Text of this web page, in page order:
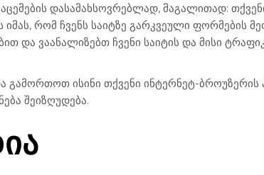
დასამახსოვრებლად, მაგალითად:
რომ ჩვენს საიტზე გარკვეული ფორმების
და ვაანალიზებთ ჩვენი საიტის და მისი
გამორთოთ ისინი თქვენი ინტერნეტ-
შეიზღუდება.